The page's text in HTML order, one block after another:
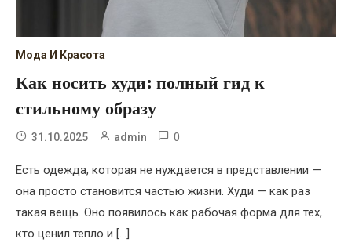
Мода И Красота
Как носить худи: полный гид к
стильному образу
31.10.2025 admin 0
Есть одежда, которая не нуждается в представлении —
она просто становится частью жизни. Худи — как раз
такая вещь. Оно появилось как рабочая форма для тех,
кто ценил тепло и […]